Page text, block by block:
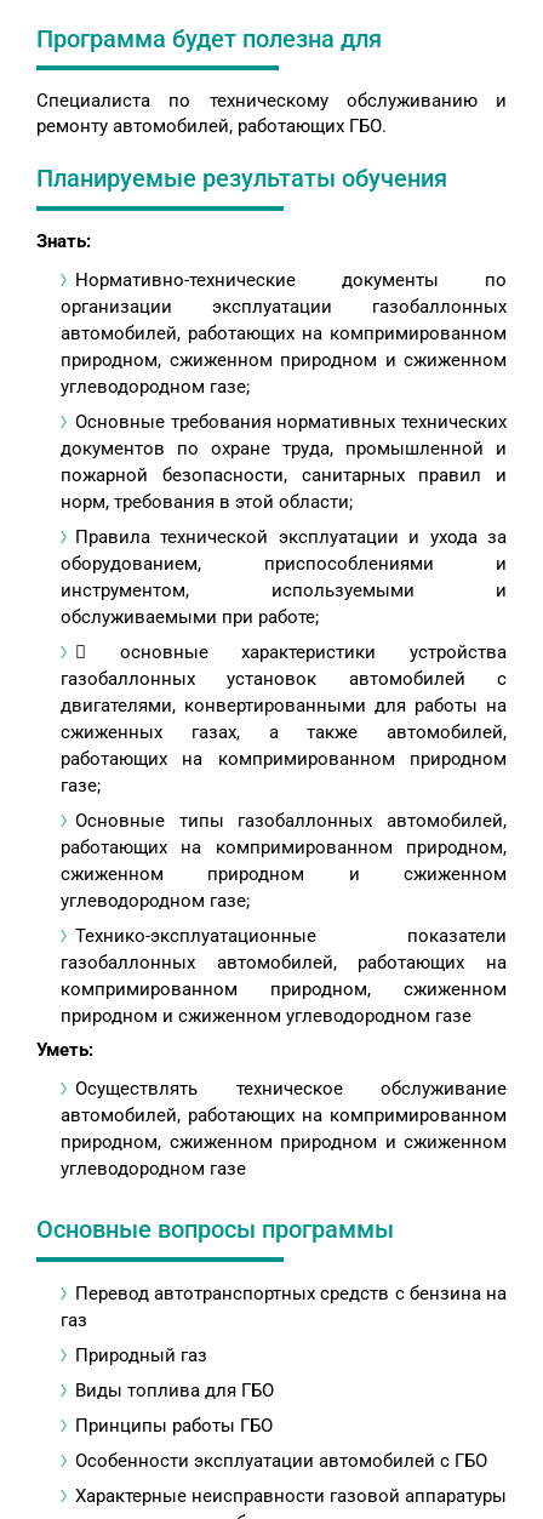
Программа будет полезна для
Специалиста по техническому обслуживанию и
ремонту автомобилей, работающих ГБО.
Планируемые результаты обучения
Знать:
Нормативно-технические документы по
организации эксплуатации газобаллонных
автомобилей, работающих на компримированном
природном, сжиженном природном и сжиженном
углеводородном газе;
Основные требования нормативных технических
документов по охране труда, промышленной и
пожарной безопасности, санитарных правил и
норм, требования в этой области;
Правила технической эксплуатации и ухода за
оборудованием, приспособлениями и
инструментом, используемыми и
обслуживаемыми при работе;
 основные характеристики устройства
газобаллонных установок автомобилей с
двигателями, конвертированными для работы на
сжиженных газах, а также автомобилей,
работающих на компримированном природном
газе;
Основные типы газобаллонных автомобилей,
работающих на компримированном природном,
сжиженном природном и сжиженном
углеводородном газе;
Технико-эксплуатационные показатели
газобаллонных автомобилей, работающих на
компримированном природном, сжиженном
природном и сжиженном углеводородном газе
Уметь:
Осуществлять техническое обслуживание
автомобилей, работающих на компримированном
природном, сжиженном природном и сжиженном
углеводородном газе
Основные вопросы программы
Перевод автотранспортных средств с бензина на
газ
Природный газ
Виды топлива для ГБО
Принципы работы ГБО
Особенности эксплуатации автомобилей с ГБО
Характерные неисправности газовой аппаратуры